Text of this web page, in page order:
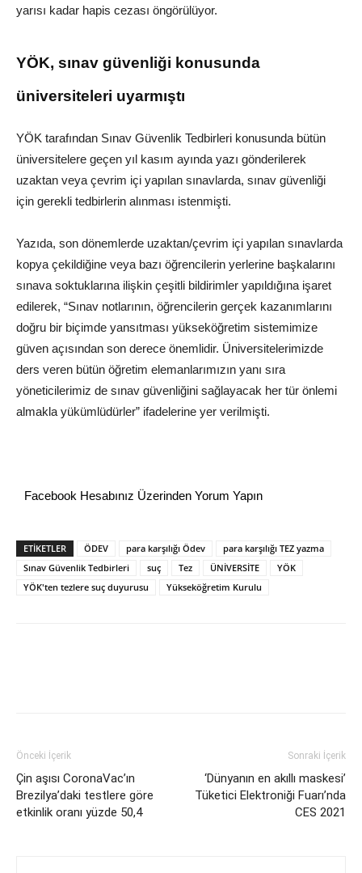
yarısı kadar hapis cezası öngörülüyor.
YÖK, sınav güvenliği konusunda
üniversiteleri uyarmıştı
YÖK tarafından Sınav Güvenlik Tedbirleri konusunda bütün
üniversitelere geçen yıl kasım ayında yazı gönderilerek
uzaktan veya çevrim içi yapılan sınavlarda, sınav güvenliği
için gerekli tedbirlerin alınması istenmişti.
Yazıda, son dönemlerde uzaktan/çevrim içi yapılan sınavlarda
kopya çekildiğine veya bazı öğrencilerin yerlerine başkalarını
sınava soktuklarına ilişkin çeşitli bildirimler yapıldığına işaret
edilerek, “Sınav notlarının, öğrencilerin gerçek kazanımlarını
doğru bir biçimde yansıtması yükseköğretim sistemimize
güven açısından son derece önemlidir. Üniversitelerimizde
ders veren bütün öğretim elemanlarımızın yanı sıra
yöneticilerimiz de sınav güvenliğini sağlayacak her tür önlemi
almakla yükümlüdürler” ifadelerine yer verilmişti.
Facebook Hesabınız Üzerinden Yorum Yapın
ETİKETLER ÖDEV para karşılığı Ödev
para karşılığı TEZ yazma
Sınav Güvenlik Tedbirleri
suç Tez ÜNİVERSİTE
YÖK
YÖK'ten tezlere suç duyurusu
Yükseköğretim Kurulu
Önceki İçerik
Çin aşısı CoronaVac’ın
Brezilya’daki testlere göre
etkinlik oranı yüzde 50,4
Sonraki İçerik
‘Dünyanın en akıllı maskesi’
Tüketici Elektroniği Fuarı’nda
CES 2021